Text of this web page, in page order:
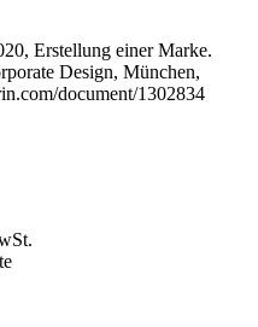
Erstellung einer Marke.
Design, München,
document/1302834